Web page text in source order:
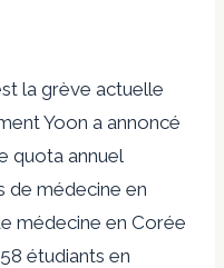
la grève actuelle
Yoon a annoncé
quota annuel
de médecine en
médecine en Corée
étudiants en